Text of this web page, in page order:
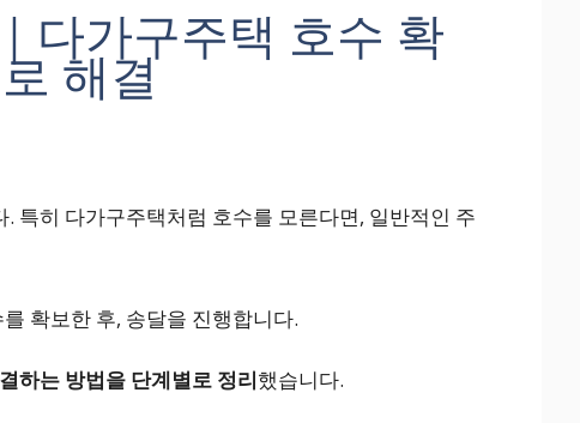
다가구주택 호수 확
해결
특히 다가구주택처럼 호수를 모른다면, 일반적인 주
확보한 후, 송달을 진행합니다.
하는 방법을 단계별로 정리했습니다.